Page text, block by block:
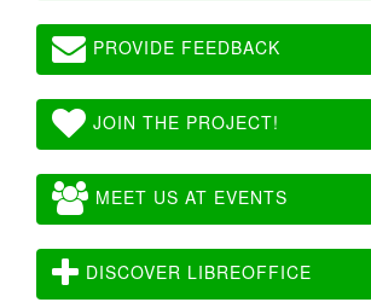
PROVIDE FEEDBACK
JOIN THE PROJECT!
MEET US AT EVENTS
DISCOVER LIBREOFFICE